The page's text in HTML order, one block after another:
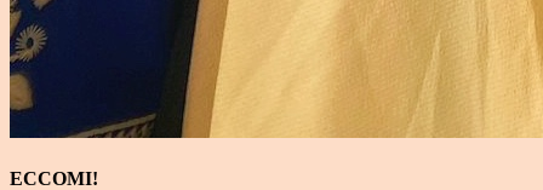
ECCOMI!